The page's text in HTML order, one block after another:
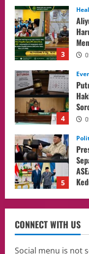
4
5
1
2
CONNECT WITH US
Social menu is not